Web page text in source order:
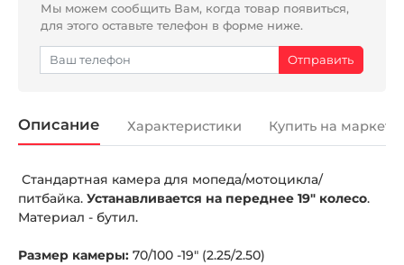
Мы можем сообщить Вам, когда товар появиться,
для этого оставьте телефон в форме ниже.
Описание Характеристики Купить на
Стандартная камера для мопеда/мотоцикла/
питбайка. Устанавливается на переднее 19" колесо.
Материал - бутил.
Размер камеры: 70/100 -19" (2.25/2.50)